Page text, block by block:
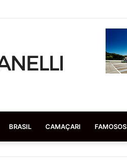
BRASIL CAMAÇARI FAMOSOS